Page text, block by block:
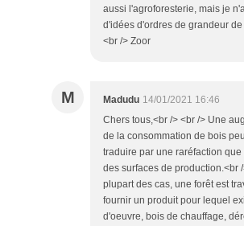
aussi l'agroforesterie, mais je
d'idées d'ordres de grandeur
<br /> Zoor
M Madudu 14/01/2021 16:46
Chers tous,<br /> <br /> Une
de la consommation de bois
traduire par une raréfaction
des surfaces de production.<br
plupart des cas, une forêt est
fournir un produit pour lequel
d'oeuvre, bois de chauffage,